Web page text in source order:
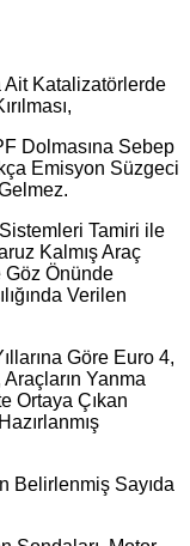
Katalizatörlerde
Dolmasına Sebep
Emisyon Süzgeci
Tamiri ile
Kalmış Araç
Göz Önünde
Verilen
Göre Euro 4,
Yanma
Ortaya Çıkan
Belirlenmiş Sayıda